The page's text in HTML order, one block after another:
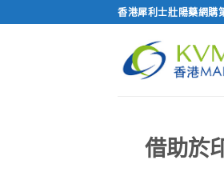
to
香港犀利士壯陽藥網購
借助於